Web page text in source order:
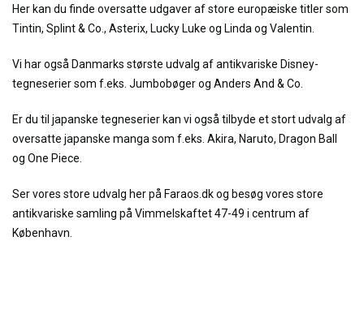
Her kan du finde oversatte udgaver af store europæiske titler som
Tintin, Splint & Co., Asterix, Lucky Luke og Linda og Valentin.
Vi har også Danmarks største udvalg af antikvariske Disney-
tegneserier som f.eks. Jumbobøger og Anders And & Co.
Er du til japanske tegneserier kan vi også tilbyde et stort udvalg af
oversatte japanske manga som f.eks. Akira, Naruto, Dragon Ball
og One Piece.
Ser vores store udvalg her på Faraos.dk og besøg vores store
antikvariske samling på Vimmelskaftet 47-49 i centrum af
København.